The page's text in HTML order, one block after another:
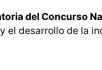
del Concurso
desarrollo de la